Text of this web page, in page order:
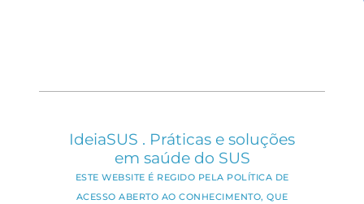
IdeiaSUS . Práticas e soluções
em saúde do SUS
ESTE WEBSITE É REGIDO PELA POLÍTICA DE
ACESSO ABERTO AO CONHECIMENTO, QUE